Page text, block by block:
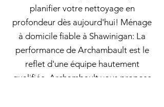
planifier votre nettoyage en
profondeur dès aujourd'hui! Ménage
à domicile fiable à Shawinigan: La
performance de Archambault est le
reflet d'une équipe hautement
qualifiée. Archambault vous propose